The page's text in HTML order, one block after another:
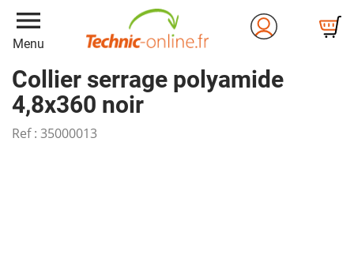
menu
Menu
Collier serrage polyamide
4,8x360 noir
Ref : 35000013